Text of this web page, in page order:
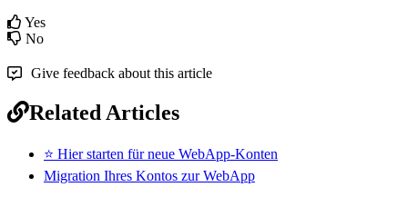
Yes
No
Give feedback about this article
Related Articles
⭐ Hier starten für neue WebApp-Konten
Migration Ihres Kontos zur WebApp